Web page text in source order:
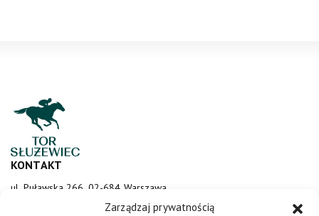
Zarządzaj prywatnością
KONTAKT
ul. Puławska 266, 02-684 Warszawa
sluzewiec@totalizator.pl